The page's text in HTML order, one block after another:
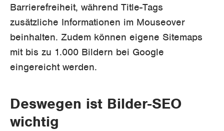
Barrierefreiheit, während Title-Tags
zusätzliche Informationen im Mouseover
beinhalten. Zudem können eigene Sitemaps
mit bis zu 1.000 Bildern bei Google
eingereicht werden.
Deswegen ist Bilder-SEO
wichtig